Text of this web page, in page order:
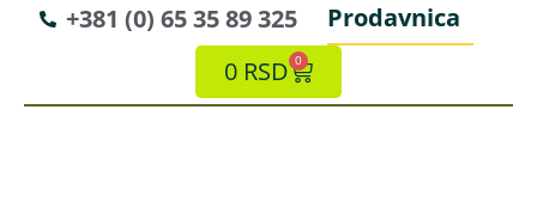
+381 (0) 65 35 89 325
Prodavnica
0 RSD 0